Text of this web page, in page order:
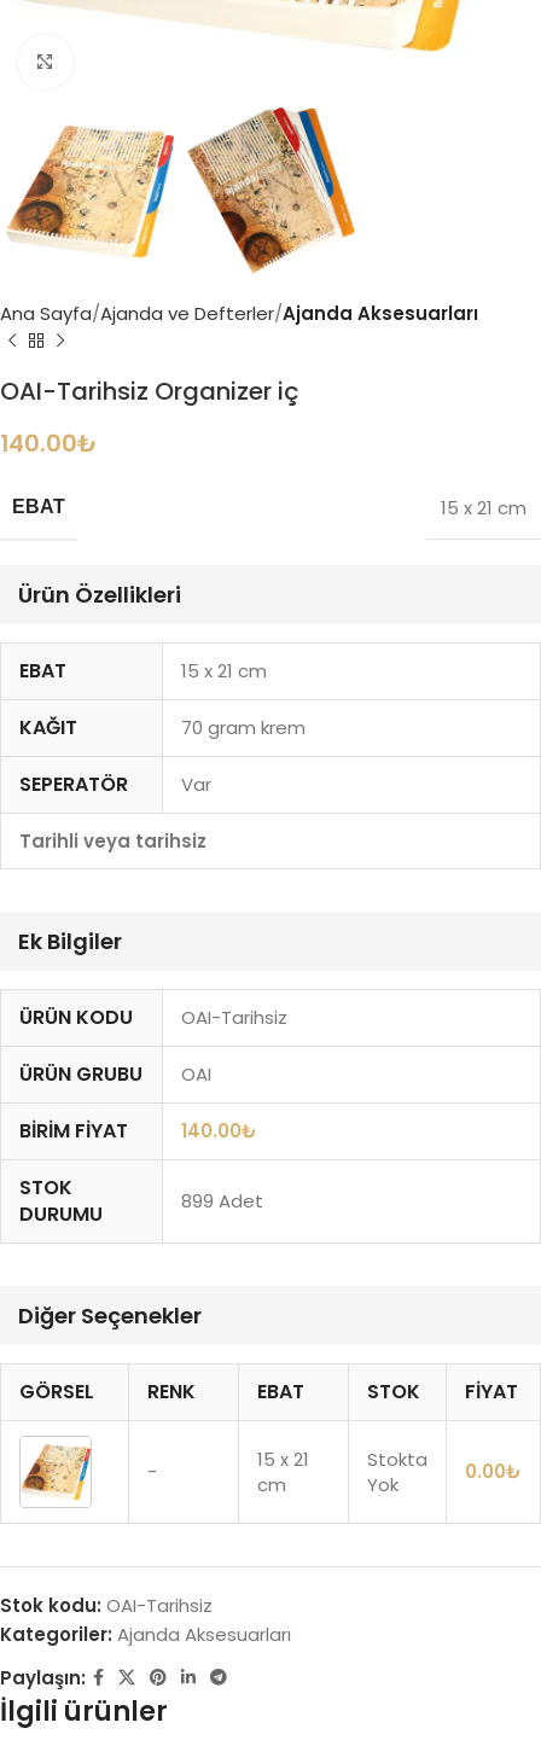
Ana Sayfa Ajanda ve Defterler Ajanda Aksesuarları
OAI-Tarihsiz Organizer iç
140.00₺
EBAT 15 x 21 cm
Ürün Özellikleri
EBAT 15 x 21 cm
KAĞIT 70 gram krem
SEPERATÖR Var
Tarihli veya tarihsiz
Ek Bilgiler
ÜRÜN KODU OAI-Tarihsiz
ÜRÜN GRUBU OAI
BIRIM FIYAT 140.00₺
STOK
DURUMU
899 Adet
Diğer Seçenekler
GÖRSEL RENK EBAT STOK FIYAT
-
15 x 21
cm
Stokta
Yok
0.00₺
Stok kodu: OAI-Tarihsiz
Kategoriler: Ajanda Aksesuarları
Paylaşın:
İlgili ürünler